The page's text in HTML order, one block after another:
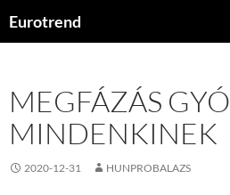
Eurotrend
MEGFÁZÁS
MINDENKINEK
2020-12-31 HUNPROBALAZS